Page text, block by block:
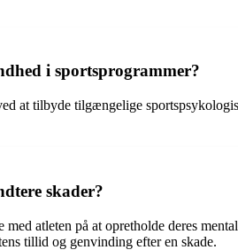
i sportsprogrammer?
at tilbyde tilgængelige
skader?
atleten på at opretholde deres
tillid og genvinding efter en skade.